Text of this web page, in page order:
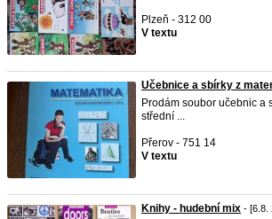
Plzeň - 312 00
V textu
Učebnice a sbírky z
Prodám soubor učebnic a
střední ...
Přerov - 751 14
V textu
Knihy - hudební mix - [6.8.